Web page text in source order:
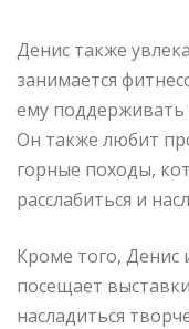
Денис также
занимается
ему поддерживать
Он также любит
горные походы,
расслабиться и
Кроме того, Денис
посещает
насладиться